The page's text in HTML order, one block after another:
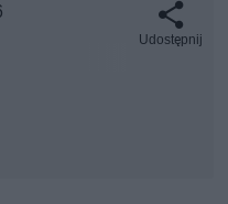
Udostępnij